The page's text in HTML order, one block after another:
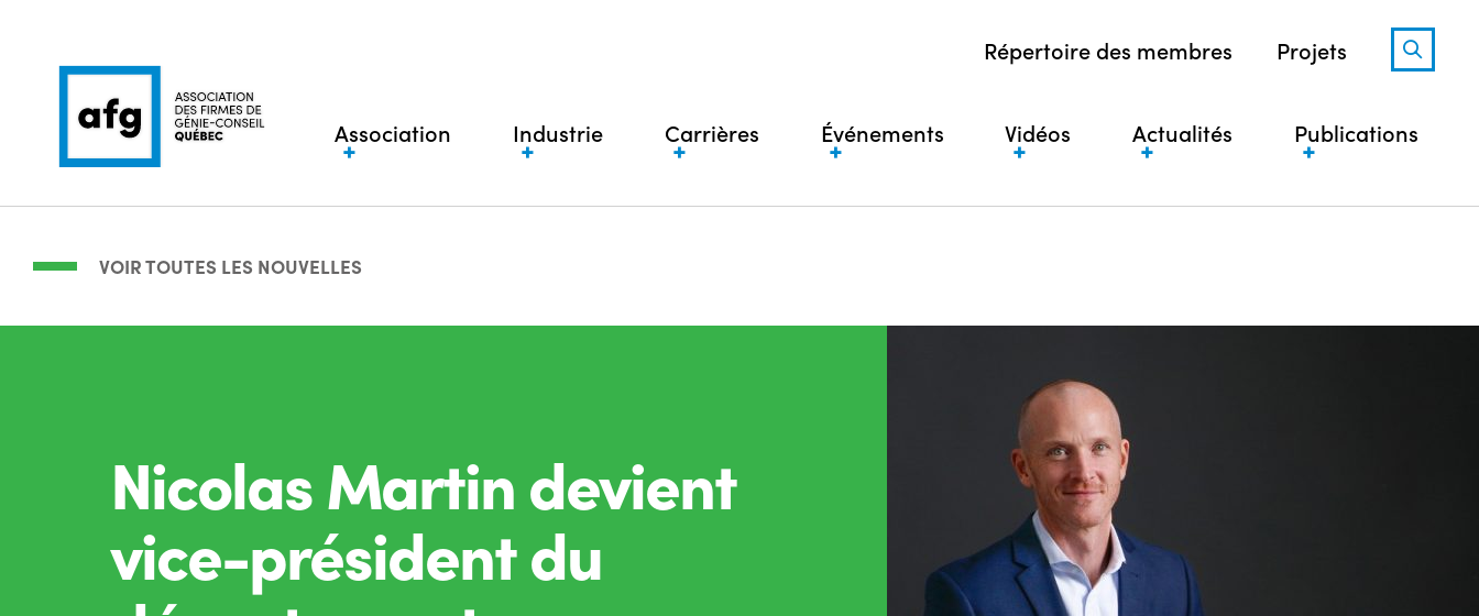
Répertoire des membres Projets
Association Industrie Carrières Événements Vidéos Actualités Publications
VOIR TOUTES LES NOUVELLES
Nicolas Martin devient
vice-président du